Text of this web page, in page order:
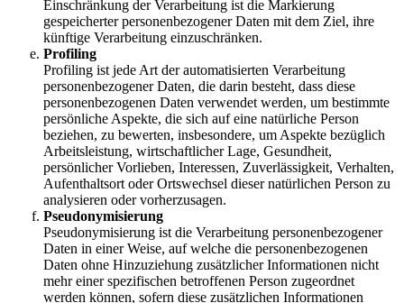
Einschränkung der Verarbeitung ist die Markierung
gespeicherter personenbezogener Daten mit dem Ziel, ihre
künftige Verarbeitung einzuschränken.
Profiling
Profiling ist jede Art der automatisierten Verarbeitung
personenbezogener Daten, die darin besteht, dass diese
personenbezogenen Daten verwendet werden, um bestimmte
persönliche Aspekte, die sich auf eine natürliche Person
beziehen, zu bewerten, insbesondere, um Aspekte bezüglich
Arbeitsleistung, wirtschaftlicher Lage, Gesundheit,
persönlicher Vorlieben, Interessen, Zuverlässigkeit, Verhalten,
Aufenthaltsort oder Ortswechsel dieser natürlichen Person zu
analysieren oder vorherzusagen.
Pseudonymisierung
Pseudonymisierung ist die Verarbeitung personenbezogener
Daten in einer Weise, auf welche die personenbezogenen
Daten ohne Hinzuziehung zusätzlicher Informationen nicht
mehr einer spezifischen betroffenen Person zugeordnet
werden können, sofern diese zusätzlichen Informationen